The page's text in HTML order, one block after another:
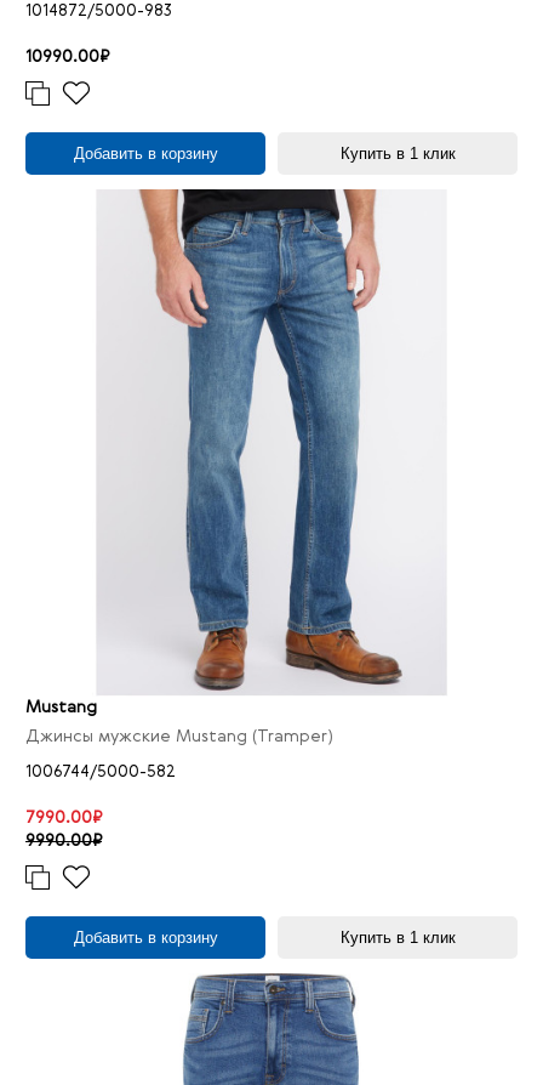
1014872/5000-983
10990.00₽
Добавить в корзину Купить в 1 клик
Mustang
Джинсы мужские Mustang (Tramper)
1006744/5000-582
7990.00₽
9990.00₽
Добавить в корзину Купить в 1 клик